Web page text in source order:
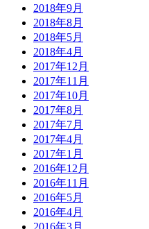
2018年9月
2018年8月
2018年5月
2018年4月
2017年12月
2017年11月
2017年10月
2017年8月
2017年7月
2017年4月
2017年1月
2016年12月
2016年11月
2016年5月
2016年4月
2016年3月